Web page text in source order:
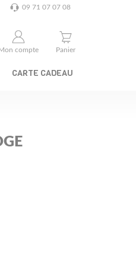
09 71 07 07 08
compte Panier
CARTE CADEAU